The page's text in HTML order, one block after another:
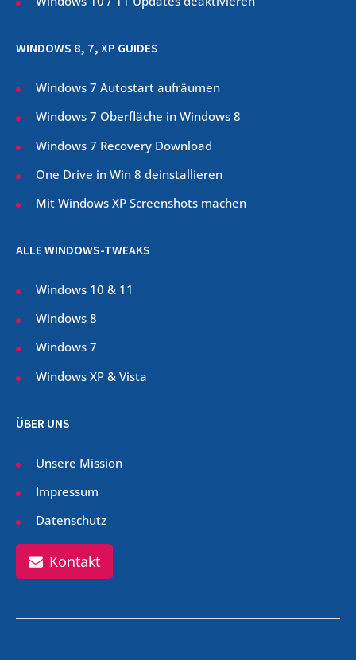
WINDOWS 8, 7, XP GUIDES
Windows 7 Autostart aufräumen
Windows 7 Oberfläche in Windows 8
Windows 7 Recovery Download
One Drive in Win 8 deinstallieren
Mit Windows XP Screenshots machen
ALLE WINDOWS-TWEAKS
Windows 10 & 11
Windows 8
Windows 7
Windows XP & Vista
ÜBER UNS
Unsere Mission
Impressum
Datenschutz
Kontakt